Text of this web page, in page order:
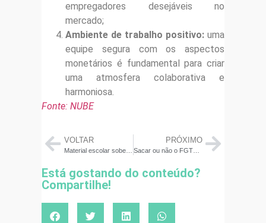
empregadores desejáveis no
mercado;
Ambiente de trabalho positivo: uma
equipe segura com os aspectos
monetários é fundamental para criar
uma atmosfera colaborativa e
harmoniosa.
Fonte: NUBE
VOLTAR
Material escolar sobe acima da inflação desde 2020! Aprenda a economizar
PRÓXIMO
Sacar ou não o FGTS no saque-aniversário? Conheça prós e contras
Está gostando do conteúdo?
Compartilhe!